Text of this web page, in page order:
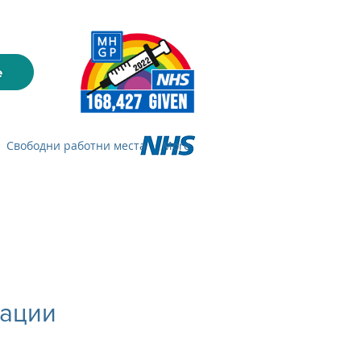
Свободни работни места More